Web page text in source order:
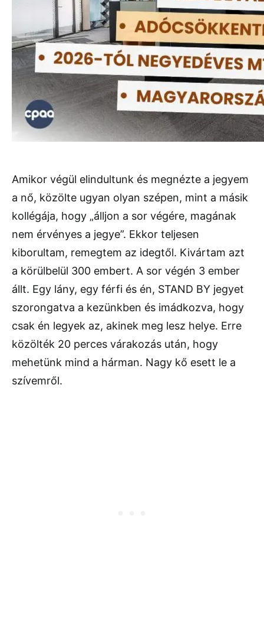
Amikor végül elindultunk és megnézte a jegyem
a nő, közölte ugyan olyan szépen, mint a másik
kollégája, hogy „álljon a sor végére, magának
nem érvényes a jegye”. Ekkor teljesen
kiborultam, remegtem az idegtől. Kivártam azt
a körülbelül 300 embert. A sor végén 3 ember
állt. Egy lány, egy férfi és én, STAND BY jegyet
szorongatva a kezünkben és imádkozva, hogy
csak én legyek az, akinek meg lesz helye. Erre
közölték 20 perces várakozás után, hogy
mehetünk mind a hárman. Nagy kő esett le a
szívemről.